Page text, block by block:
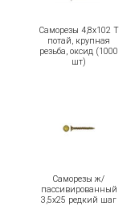
Саморезы 4,8х102 Т
потай, крупная
резьба, оксид (1000
шт)
Саморезы ж/
пассивированный
3,5х25 редкий шаг